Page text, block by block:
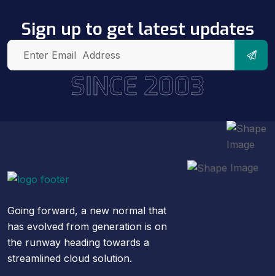
Sign up to get latest updates
SINCE 2003
Going forward, a new normal that
has evolved from generation is on
the runway heading towards a
streamlined cloud solution.